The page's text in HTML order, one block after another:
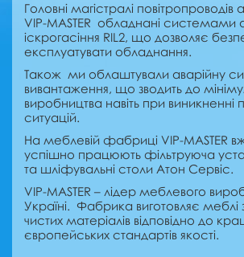
Головні магістралі повітропроводів
VIP-MASTER обладнані системами
іскрогасіння RIL2, що дозволяє
експлуатувати обладнання.
Також ми облаштували аварійну
вивантаження, що зводить до
виробництва навіть при виникненні
ситуацій.
На меблевій фабриці VIP-MASTER
успішно працюють фільтруюча
та шліфувальні столи Атон Сервіс.
VIP-MASTER – лідер меблевого
Україні. Фабрика виготовляє меблі
чистих матеріалів відповідно до
європейських стандартів якості.